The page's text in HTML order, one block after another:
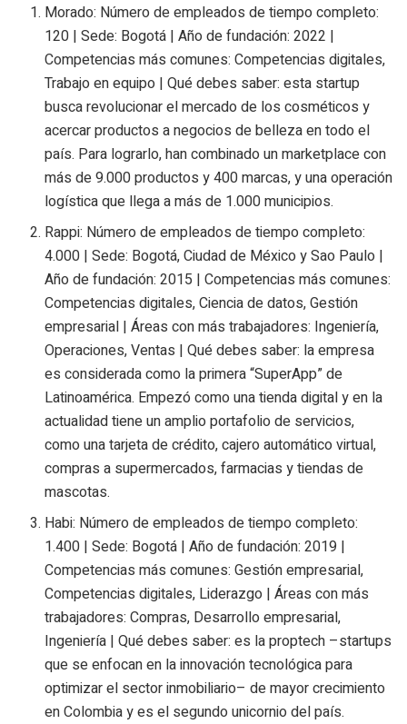
Morado: Número de empleados de tiempo completo:
120 | Sede: Bogotá | Año de fundación: 2022 |
Competencias más comunes: Competencias digitales,
Trabajo en equipo | Qué debes saber: esta startup
busca revolucionar el mercado de los cosméticos y
acercar productos a negocios de belleza en todo el
país. Para lograrlo, han combinado un marketplace con
más de 9.000 productos y 400 marcas, y una operación
logística que llega a más de 1.000 municipios.
Rappi: Número de empleados de tiempo completo:
4.000 | Sede: Bogotá, Ciudad de México y Sao Paulo |
Año de fundación: 2015 | Competencias más comunes:
Competencias digitales, Ciencia de datos, Gestión
empresarial | Áreas con más trabajadores: Ingeniería,
Operaciones, Ventas | Qué debes saber: la empresa
es considerada como la primera “SuperApp” de
Latinoamérica. Empezó como una tienda digital y en la
actualidad tiene un amplio portafolio de servicios,
como una tarjeta de crédito, cajero automático virtual,
compras a supermercados, farmacias y tiendas de
mascotas.
Habi: Número de empleados de tiempo completo:
1.400 | Sede: Bogotá | Año de fundación: 2019 |
Competencias más comunes: Gestión empresarial,
Competencias digitales, Liderazgo | Áreas con más
trabajadores: Compras, Desarrollo empresarial,
Ingeniería | Qué debes saber: es la proptech –startups
que se enfocan en la innovación tecnológica para
optimizar el sector inmobiliario– de mayor crecimiento
en Colombia y es el segundo unicornio del país.